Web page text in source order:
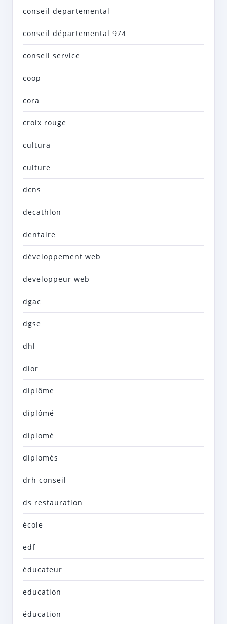
conseil departemental
conseil départemental 974
conseil service
coop
cora
croix rouge
cultura
culture
dcns
decathlon
dentaire
développement web
developpeur web
dgac
dgse
dhl
dior
diplôme
diplômé
diplomé
diplomés
drh conseil
ds restauration
école
edf
éducateur
education
éducation